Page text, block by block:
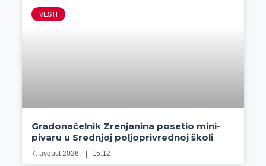
VESTI
Gradonačelnik Zrenjanina posetio mini-
pivaru u Srednjoj poljoprivrednoj školi
7. avgust 2026. 15:12